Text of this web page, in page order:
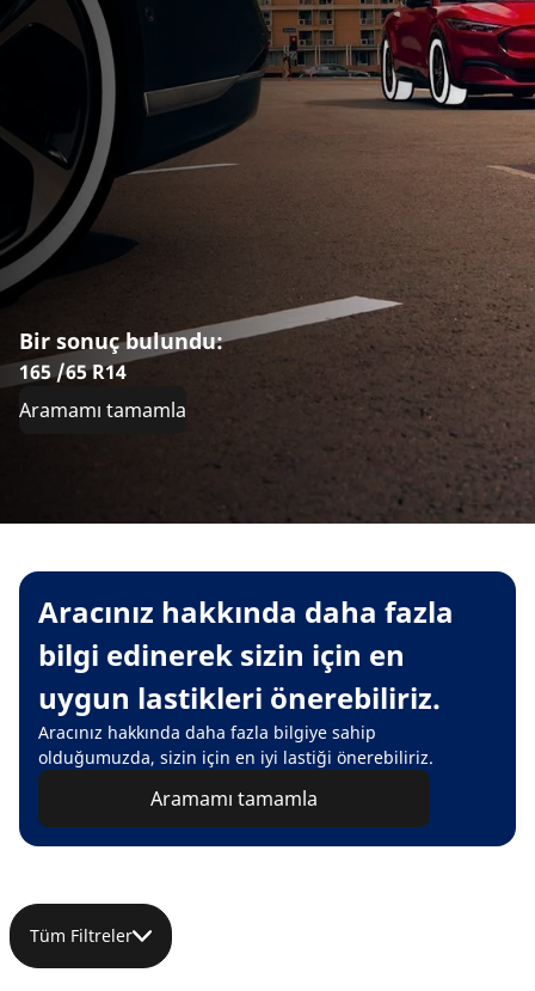
Bir sonuç bulundu:
165 /65 R14
Aramamı tamamla
Aracınız hakkında daha fazla
bilgi edinerek sizin için en
uygun lastikleri önerebiliriz.
Aracınız hakkında daha fazla bilgiye sahip
olduğumuzda, sizin için en iyi lastiği önerebiliriz.
Aramamı tamamla
Tüm Filtreler